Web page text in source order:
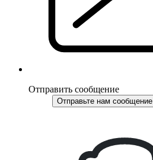
Отправить сообщение
Отправьте нам сообщение